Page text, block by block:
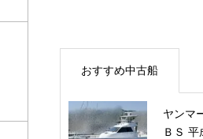
おすすめ中古船
ヤンマ
ＢＳ 平